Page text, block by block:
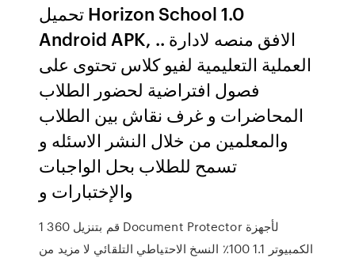
تحميل Horizon School 1.0
Android APK, .. الافق منصه لادارة
العملية التعليمية لفيو كلاس تحتوى على
فصول افتراضية لحضور الطلاب
المحاضرات و غرف نقاش بين الطلاب
والمعلمين من خلال النشر الاسئله و
تسمح للطلاب بحل الواجبات
والإختبارات و
1 قم بتنزيل 360 Document Protector لأجهزة
الكمبيوتر 1.1 100٪ النسخ الاحتياطي التلقائي لا مزيد من